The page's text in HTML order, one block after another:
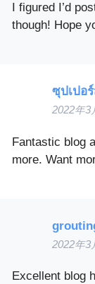
I figured I’d
though! Hope
ซุปเปอ
2022年3
Fantastic blog
more. Want
2022年3
Excellent blog